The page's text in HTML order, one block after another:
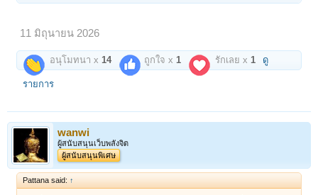
11 มิถุนายน 2026
อนุโมทนา x14 ถูกใจ x1 รักเลย x1 ดู
รายการ
wanwi
ผู้สนับสนุนเว็บพลังจิต
ผู้สนับสนุนพิเศษ
Pattana said: ↑